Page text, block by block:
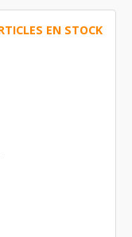
EN STOCK